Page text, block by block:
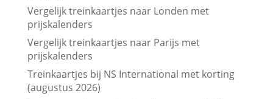
Vergelijk treinkaartjes naar Londen met
prijskalenders
Vergelijk treinkaartjes naar Parijs met
prijskalenders
Treinkaartjes bij NS International met korting
(augustus 2026)